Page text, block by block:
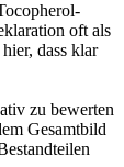
oft als
dass klar
zu bewerten
Gesamtbild